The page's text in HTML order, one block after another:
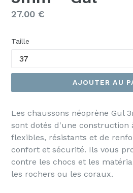
Prix
27.00 €
Taille
AJOUTER AU
Les chaussons néoprène Gul
sont dotés d'une construction
flexibles, résistants et de
confort et sécurité. Ils vous
contre les chocs et les
les rochers ou les coraux.